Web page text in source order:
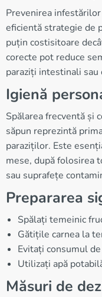
Prevenirea
eficientă strategie de
puțin costisitoare
corecte pot reduce
paraziți intestinali sau
Igienă
Spălarea frecventă și
săpun reprezintă
paraziților. Este
mese, după folosirea
sau suprafețe
Prepararea
Spălați temeinic
Gătițile carnea la
Evitați consumul
Utilizați apă
Măsuri de